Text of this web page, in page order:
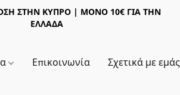
ΣΤΗΝ ΚΥΠΡΟ | ΜΟΝΟ 10€ ΓΙΑ ΤΗΝ
ΕΛΛΑΔΑ
Επικοινωνία Σχετικά με εμάς